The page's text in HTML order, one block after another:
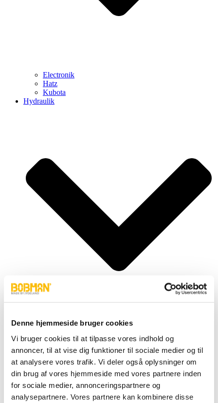
Denne hjemmeside bruger cookies
Vi bruger cookies til at tilpasse vores indhold og
annoncer, til at vise dig funktioner til sociale medier og til
at analysere vores trafik. Vi deler også oplysninger om
din brug af vores hjemmeside med vores partnere inden
for sociale medier, annonceringspartnere og
analysepartnere. Vores partnere kan kombinere disse
Electronik
Hatz
Kubota
Hydraulik
Fittings
Motor
Pumper
Slanger
Ventiler
Hjul & Dæk
Elektronik & Transmission
Karosseri & Beslag mm.